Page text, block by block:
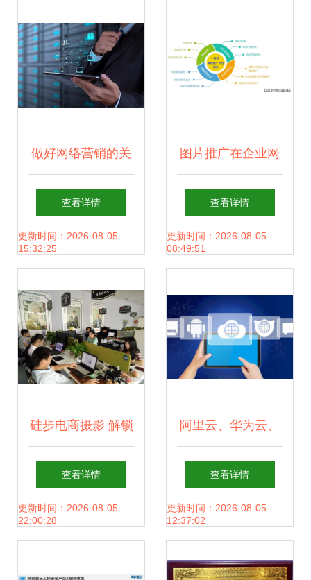
结构与网络优化
筑》给安卓、iOS
全技术参阅
做好网络营销的关
键策略 以帝佑科技
为例
查看详情
更新时间：2026-08-05
15:32:25
图片推广在企业网
络推广中的核心地
位
查看详情
更新时间：2026-08-05
08:49:51
硅步电商摄影 解锁
产品影像生命力，
始于光影中构筑商
查看详情
更新时间：2026-08-05
22:00:28
阿里云、华为云、
腾讯云的无声战争
技术博弈与网络交
查看详情
更新时间：2026-08-05
12:37:02